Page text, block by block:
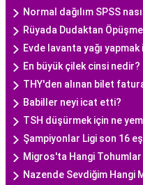
Normal dağılım SPSS
Rüyada Dudaktan
Evde lavanta yağı
En büyük çilek cinsi nedir?
THY'den alınan bilet
Babiller neyi icat etti?
TSH düşürmek için ne
Şampiyonlar Ligi son 16
Migros'ta Hangi Tohumlar
Nazende Sevdiğim Hangi